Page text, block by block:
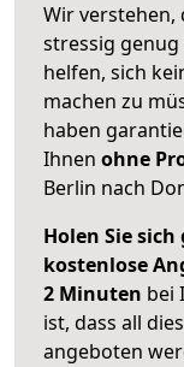
Wir verstehen,
stressig
helfen, sich
machen zu
haben
Ihnen ohne
Berlin nach
Holen Sie
kostenlose
2 Minuten bei
ist, dass all
angeboten